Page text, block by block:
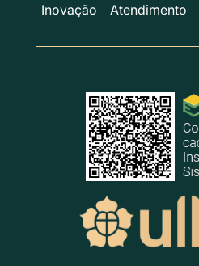
Inovação
Atendimento